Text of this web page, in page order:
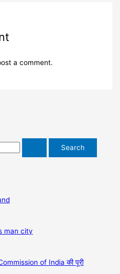
a comment.
man city
of India की पूरी